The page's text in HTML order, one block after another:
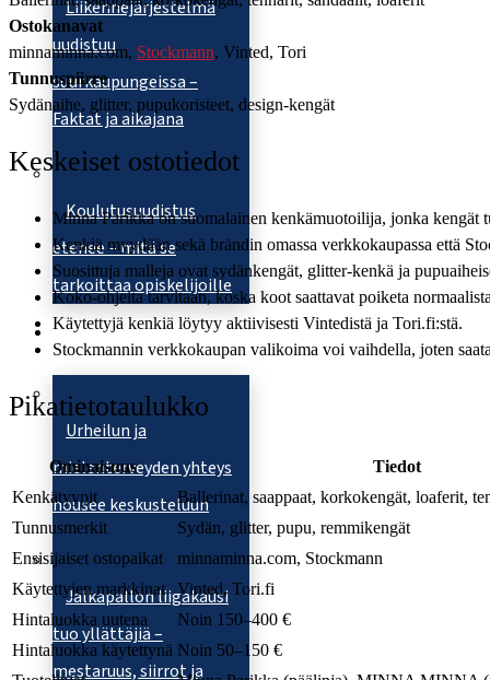
Liikennejärjestelmä
uudistuu
suurkaupungeissa –
Faktat ja aikajana
Koulutusuudistus
etenee – mitä se
tarkoittaa opiskelijoille
Urheilu
Urheilun ja
mielenterveyden yhteys
nousee keskusteluun
Jalkapallon liigakausi
tuo yllättäjiä –
mestaruus, siirrot ja
Ostokanavat
minnaminna.com, Stockmann, Vinted, Tori
Tunnuspiirre
Sydänaihe, glitter, pupukoristeet, design-kengät
Keskeiset ostotiedot
Minna Parikka on suomalainen kenkämuotoilija, jonka kengät
Kenkiä myydään sekä brändin omassa verkkokaupassa että
Suosittuja malleja ovat sydänkengät, glitter-kenkä ja
Koko-ohjeita tarvitaan, koska koot saattavat poiketa
Käytettyjä kenkiä löytyy aktiivisesti Vintedistä ja Tori.fi:stä.
Stockmannin verkkokaupan valikoima voi vaihdella, joten
Pikatietotaulukko
Ominaisuus
Tiedot
Kenkätyypit
Ballerinat, saappaat, korkokengät, loaferit,
Tunnusmerkit
Sydän, glitter, pupu, remmikengät
Ensisijaiset ostopaikat
minnaminna.com, Stockmann
Käytettyjen markkinat
Vinted, Tori.fi
Hintaluokka uutena
Noin 150–400 €
Hintaluokka käytettynä Noin 50–150 €